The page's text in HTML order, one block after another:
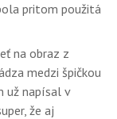
pritom použitá
na obraz z
medzi špičkou
už napísal v
že aj